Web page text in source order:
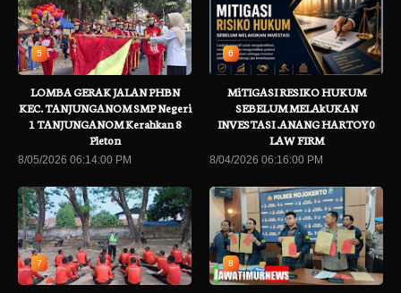
5
LOMBA GERAK JALAN PHBN
KEC. TANJUNGANOM SMP Negeri
1 TANJUNGANOM Kerahkan 8
Pleton
8/05/2026 06:14:00 PM
6
MiTIGASI RESIKO HUKUM
SEBELUM MELAkUKAN
INVESTASI .ANANG HARTOY0
LAW FIRM
8/04/2026 06:16:00 PM
7 8